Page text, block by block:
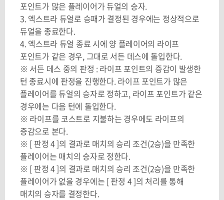
포인트가 많은 플레이어가 듀얼의 승자.
3. 엑스트라 듀얼로 승패가 결정된 경우에는 정상적으로
듀얼을 종료한다.
4. 엑스트라 듀얼 종료 시에 양 플레이어의 라이프
포인트가 같은 경우, 그대로 서든 데스에 돌입한다.
※ 서든 데스 중의 판정 : 라이프 포인트의 증감이 발생한
턴 종료시에 판정을 진행한다. 라이프 포인트가 많은
플레이어를 듀얼의 승자로 정하고, 라이프 포인트가 같은
경우에는 다음 턴에 돌입한다.
※ 라이프를 코스트로 지불하는 경우에도 라이프의
증감으로 본다.
※ [ 판정 4 ]의 결과로 매치의 승리 조건(2승)을 만족한
플레이어는 매치의 승자로 정한다.
※ [ 판정 4 ]의 결과로 매치의 승리 조건(2승)을 만족한
플레이어가 없을 경우에는 [ 판정 4 ]의 처리를 통해
매치의 승자를 결정한다.